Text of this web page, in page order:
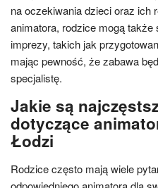
na oczekiwania dzieci oraz ich
animatora, rodzice mogą
imprezy, takich jak
mając pewność, że zabawa
specjalistę.
Jakie są
dotyczące
Łodzi
Rodzice często mają wiele